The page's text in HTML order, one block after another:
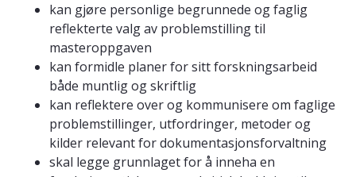
kan gjøre personlige begrunnede og faglig
reflekterte valg av problemstilling til
masteroppgaven
kan formidle planer for sitt forskningsarbeid
både muntlig og skriftlig
kan reflektere over og kommunisere om faglige
problemstillinger, utfordringer, metoder og
kilder relevant for dokumentasjonsforvaltning
skal legge grunnlaget for å inneha en